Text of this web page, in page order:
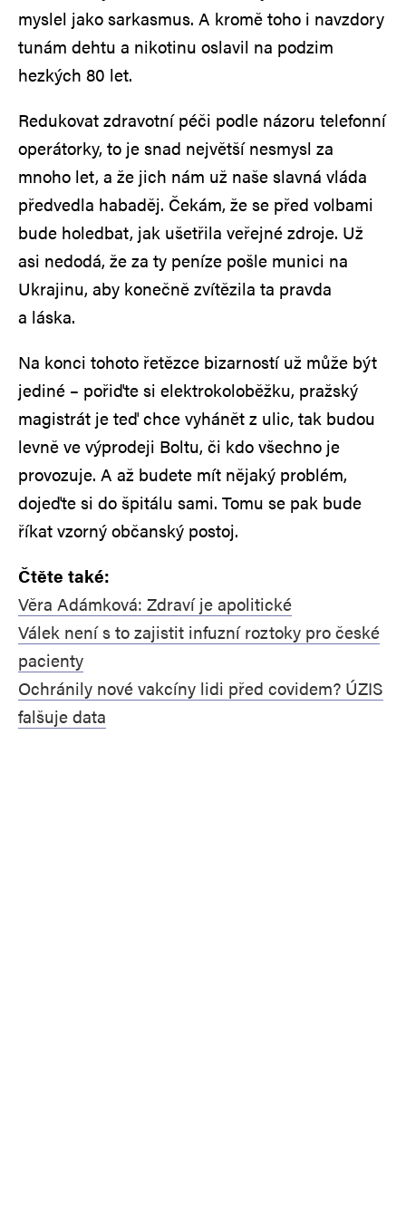
myslel jako sarkasmus. A kromě toho i navzdory
tunám dehtu a nikotinu oslavil na podzim
hezkých 80 let.
Redukovat zdravotní péči podle názoru telefonní
operátorky, to je snad největší nesmysl za
mnoho let, a že jich nám už naše slavná vláda
předvedla habaděj. Čekám, že se před volbami
bude holedbat, jak ušetřila veřejné zdroje. Už
asi nedodá, že za ty peníze pošle munici na
Ukrajinu, aby konečně zvítězila ta pravda
a láska.
Na konci tohoto řetězce bizarností už může být
jediné – pořiďte si elektrokoloběžku, pražský
magistrát je teď chce vyhánět z ulic, tak budou
levně ve výprodeji Boltu, či kdo všechno je
provozuje. A až budete mít nějaký problém,
dojeďte si do špitálu sami. Tomu se pak bude
říkat vzorný občanský postoj.
Čtěte také:
Věra Adámková: Zdraví je apolitické
Válek není s to zajistit infuzní roztoky pro české
pacienty
Ochránily nové vakcíny lidi před covidem? ÚZIS
falšuje data